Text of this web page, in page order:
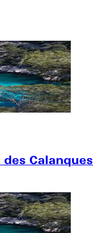
Calanques